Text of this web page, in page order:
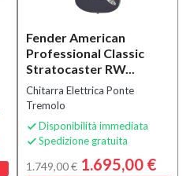
Fender American
Professional Classic
Stratocaster RW...
Chitarra Elettrica Ponte
Tremolo
 Disponibilità immediata
 Spedizione gratuita
1.749,00 € 1.695,00 €